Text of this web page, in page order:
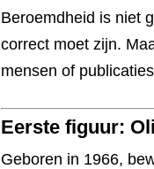
Beroemdheid is niet
correct moet zijn.
mensen of
Eerste figuur:
Geboren in 1966,